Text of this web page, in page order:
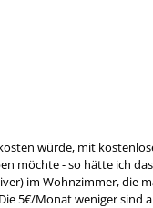
würde, mit
möchte - so hätte ich
im Wohnzimmer, die
5€/Monat weniger sind